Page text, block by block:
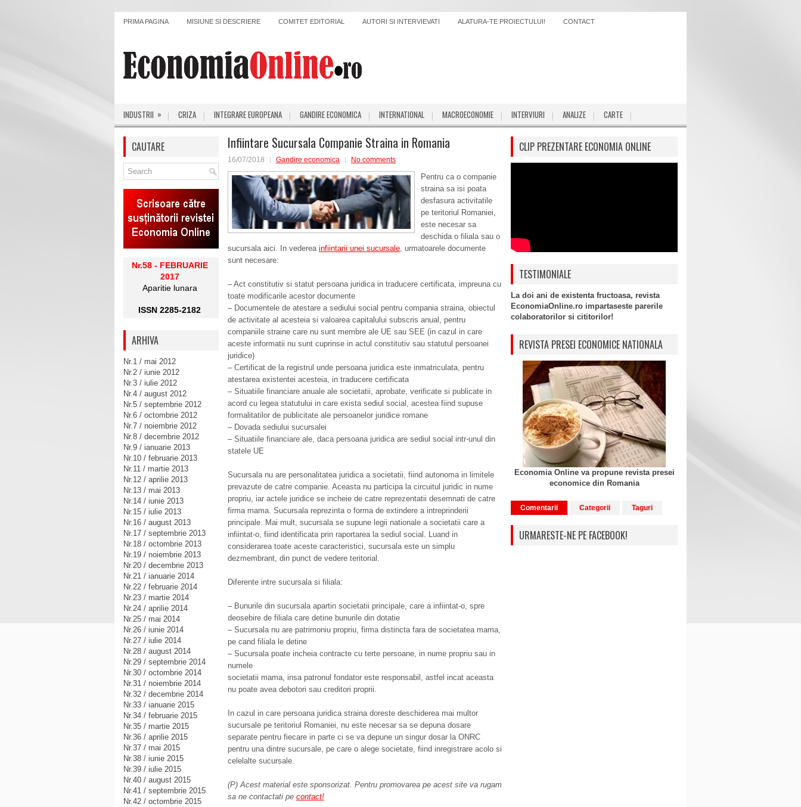
PRIMA PAGINA MISIUNE SI DESCRIERE COMITET EDITORIAL AUTORI SI INTERVIEVATI ALATURA-TE PROIECTULUI! CONTACT
INDUSTRII » CRIZA INTEGRARE EUROPEANA GANDIRE ECONOMICA INTERNATIONAL MACROECONOMIE INTERVIURI ANALIZE CARTE
Infiintare Sucursala Companie Straina in Romania
16/07/2018 Gandire economica No comments
Pentru ca o companie
straina sa isi poata
desfasura activitatile
pe teritoriul Romaniei,
este necesar sa
deschida o filiala sau o
sucursala aici. In vederea infiintarii unei sucursale, urmatoarele documente
sunt necesare:
– Act constitutiv si statut persoana juridica in traducere certificata, impreuna cu
toate modificarile acestor documente
– Documentele de atestare a sediului social pentru compania straina, obiectul
de activitate al acesteia si valoarea capitalului subscris anual, pentru
companiile straine care nu sunt membre ale UE sau SEE (in cazul in care
aceste informatii nu sunt cuprinse in actul constitutiv sau statutul persoanei
juridice)
– Certificat de la registrul unde persoana juridica este inmatriculata, pentru
atestarea existentei acesteia, in traducere certificata
– Situatiile financiare anuale ale societatii, aprobate, verificate si publicate in
acord cu legea statutului in care exista sediul social, acestea fiind supuse
formalitatilor de publicitate ale persoanelor juridice romane
– Dovada sediului sucursalei
– Situatiile financiare ale, daca persoana juridica are sediul social intr-unul din
statele UE
Sucursala nu are personalitatea juridica a societatii, fiind autonoma in limitele
prevazute de catre companie. Aceasta nu participa la circuitul juridic in nume
propriu, iar actele juridice se incheie de catre reprezentatii desemnati de catre
firma mama. Sucursala reprezinta o forma de extindere a intreprinderii
principale. Mai mult, sucursala se supune legii nationale a societatii care a
infiintat-o, fiind identificata prin raportarea la sediul social. Luand in
considerarea toate aceste caracteristici, sucursala este un simplu
dezmembrant, din punct de vedere teritorial.
Diferente intre sucursala si filiala:
– Bunurile din sucursala apartin societatii principale, care a infiintat-o, spre
deosebire de filiala care detine bunurile din dotatie
– Sucursala nu are patrimoniu propriu, firma distincta fara de societatea mama,
pe cand filiala le detine
– Sucursala poate incheia contracte cu terte persoane, in nume propriu sau in
numele
societatii mama, insa patronul fondator este responsabil, astfel incat aceasta
nu poate avea debotori sau creditori proprii.
In cazul in care persoana juridica straina doreste deschiderea mai multor
sucursale pe teritoriul Romaniei, nu este necesar sa se depuna dosare
separate pentru fiecare in parte ci se va depune un singur dosar la ONRC
pentru una dintre sucursale, pe care o alege societate, fiind inregistrare acolo si
celelalte sucursale.
(P) Acest material este sponsorizat. Pentru promovarea pe acest site va rugam
sa ne contactati pe contact!
CAUTARE
Nr.58 - FEBRUARIE
2017
Aparitie lunara
ISSN 2285-2182
ARHIVA
Nr.1 / mai 2012
Nr.2 / iunie 2012
Nr.3 / iulie 2012
Nr.4 / august 2012
Nr.5 / septembrie 2012
Nr.6 / octombrie 2012
Nr.7 / noiembrie 2012
Nr.8 / decembrie 2012
Nr.9 / ianuarie 2013
Nr.10 / februarie 2013
Nr.11 / martie 2013
Nr.12 / aprilie 2013
Nr.13 / mai 2013
Nr.14 / iunie 2013
Nr.15 / iulie 2013
Nr.16 / august 2013
Nr.17 / septembrie 2013
Nr.18 / octombrie 2013
Nr.19 / noiembrie 2013
Nr.20 / decembrie 2013
Nr.21 / ianuarie 2014
Nr.22 / februarie 2014
Nr.23 / martie 2014
Nr.24 / aprilie 2014
Nr.25 / mai 2014
Nr.26 / iunie 2014
Nr.27 / iulie 2014
Nr.28 / august 2014
Nr.29 / septembrie 2014
Nr.30 / octombrie 2014
Nr.31 / noiembrie 2014
Nr.32 / decembrie 2014
Nr.33 / ianuarie 2015
Nr.34 / februarie 2015
Nr.35 / martie 2015
Nr.36 / aprilie 2015
Nr.37 / mai 2015
Nr.38 / iunie 2015
Nr.39 / iulie 2015
Nr.40 / august 2015
Nr.41 / septembrie 2015
Nr.42 / octombrie 2015
CLIP PREZENTARE ECONOMIA ONLINE
TESTIMONIALE
La doi ani de existenta fructoasa, revista
EconomiaOnline.ro impartaseste parerile
colaboratorilor si cititorilor!
REVISTA PRESEI ECONOMICE NATIONALA
Economia Online va propune revista presei
economice din Romania
Comentarii Categorii Taguri
URMARESTE-NE PE FACEBOOK!